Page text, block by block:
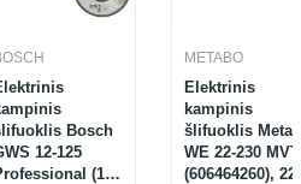
Bosch
12-125
(125
METABO
Elektrinis
kampinis
šlifuoklis
WE 22-230 MVT
(606464260),